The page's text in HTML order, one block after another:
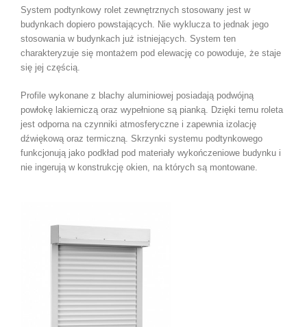
System podtynkowy rolet zewnętrznych stosowany jest w
budynkach dopiero powstających. Nie wyklucza to jednak jego
stosowania w budynkach już istniejących. System ten
charakteryzuje się montażem pod elewację co powoduje, że staje
się jej częścią.
Profile wykonane z blachy aluminiowej posiadają podwójną
powłokę lakierniczą oraz wypełnione są pianką. Dzięki temu roleta
jest odporna na czynniki atmosferyczne i zapewnia izolację
dźwiękową oraz termiczną. Skrzynki systemu podtynkowego
funkcjonują jako podkład pod materiały wykończeniowe budynku i
nie ingerują w konstrukcję okien, na których są montowane.